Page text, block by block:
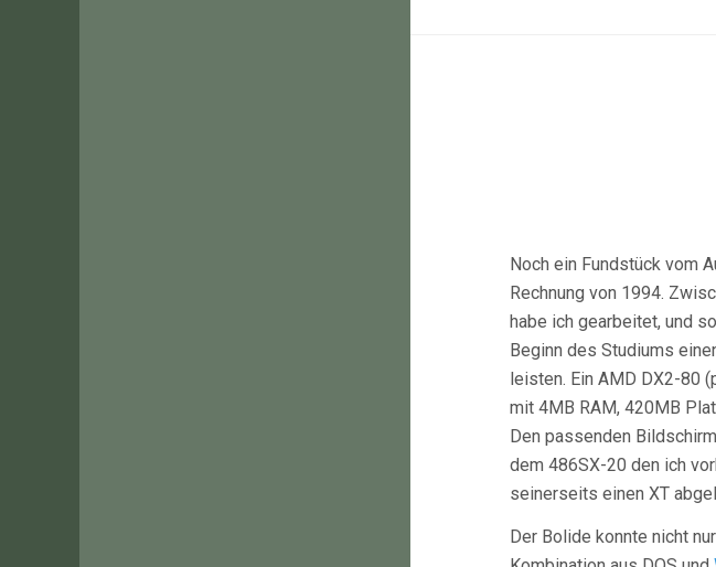
Noch ein Fundstück vom
Rechnung von 1994.
habe ich gearbeitet, und
Beginn des Studiums
leisten. Ein AMD DX2-80
mit 4MB RAM, 420MB
Den passenden
dem 486SX-20 den ich
seinerseits einen XT
Der Bolide konnte nicht